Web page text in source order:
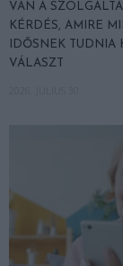
VAN A
KÉRDÉS, AMIRE
IDŐSNEK TUDNIA
VÁLASZT